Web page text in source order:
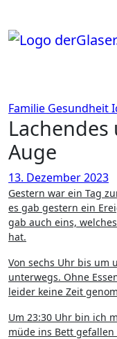
springen
Familie Gesundheit
Auge
13. Dezember 2023
Gestern war ein Tag zum lachen aber auch zum heulen, denn
es gab gestern ein
gab auch eins,
hat.
Von sechs Uhr bis um
unterwegs. Ohne
leider keine Zeit
Um 23:30 Uhr bin ich
müde ins Bett gefallen